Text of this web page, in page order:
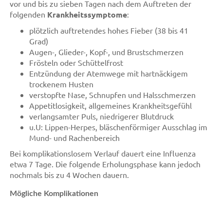
vor und bis zu sieben Tagen nach dem Auftreten der
folgenden Krankheitssymptome:
plötzlich auftretendes hohes Fieber (38 bis 41
Grad)
Augen-, Glieder-, Kopf-, und Brustschmerzen
Frösteln oder Schüttelfrost
Entzündung der Atemwege mit hartnäckigem
trockenem Husten
verstopfte Nase, Schnupfen und Halsschmerzen
Appetitlosigkeit, allgemeines Krankheitsgefühl
verlangsamter Puls, niedrigerer Blutdruck
u.U: Lippen-Herpes, bläschenförmiger Ausschlag im
Mund- und Rachenbereich
Bei komplikationslosem Verlauf dauert eine Influenza
etwa 7 Tage. Die folgende Erholungsphase kann jedoch
nochmals bis zu 4 Wochen dauern.
Mögliche Komplikationen